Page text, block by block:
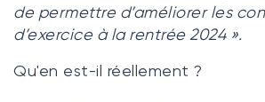
de permettre d’améliorer les
d’exercice à la rentrée 2024 ».
Qu'en est-il réellement ?